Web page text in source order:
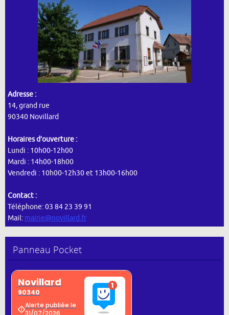
Adresse :
14, grand rue
90340 Novillard
Horaires d’ouverture :
Lundi : 10h00-12h00
Mardi : 14h00-18h00
Vendredi : 10h00-12h30 et 13h00-16h00
Contact :
Téléphone: 03 84 23 39 91
Mail: mairie@novillard.fr
Panneau Pocket